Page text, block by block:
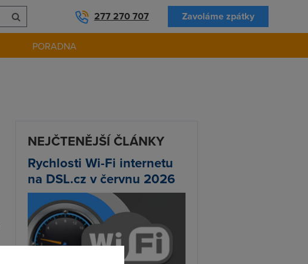
277 270 707 Zavoláme zpátky
PORADNA
NEJČTENĚJŠÍ ČLÁNKY
Rychlosti Wi-Fi internetu
na DSL.cz v červnu 2026